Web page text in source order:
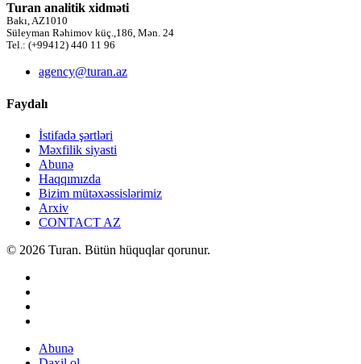
Turan analitik xidməti
Bakı, AZ1010
Süleyman Rəhimov küç.,186, Mən. 24
Tel.: (+99412) 440 11 96
agency@turan.az
Faydalı
İstifadə şərtləri
Məxfilik siyasti
Abunə
Haqqımızda
Bizim mütəxəssislərimiz
Arxiv
CONTACT AZ
© 2026 Turan. Bütün hüquqlar qorunur.
Abunə